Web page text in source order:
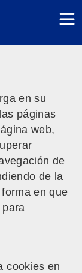
en su
páginas
web,
de
de la
en que
cookies en